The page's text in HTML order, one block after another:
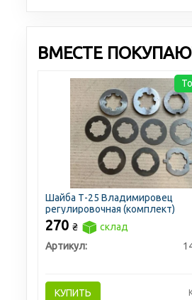
ВМЕСТЕ
Шайба Т-25 Владимировец
регулировочная (комплект)
270 ₴
склад
Артикул:
КУПИТЬ